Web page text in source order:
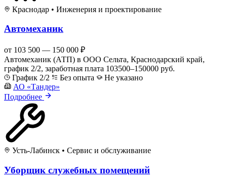
Краснодар • Инженерия и проектирование
Автомеханик
от 103 500 — 150 000 ₽
Автомеханик (АТП) в ООО Сельта, Краснодарский край,
график 2/2, заработная плата 103500–150000 руб.
График 2/2
Без опыта
Не указано
АО «Тандер»
Подробнее
Усть-Лабинск • Сервис и обслуживание
Уборщик служебных помещений